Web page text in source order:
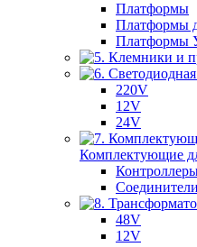
Платформы
Платформы
Платформы
220V
12V
24V
Комплектующие
48V
12V